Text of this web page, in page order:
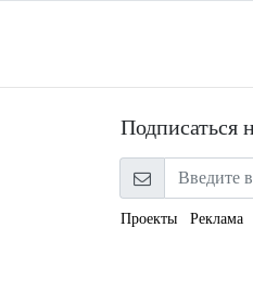
Подписаться
Проекты Реклама